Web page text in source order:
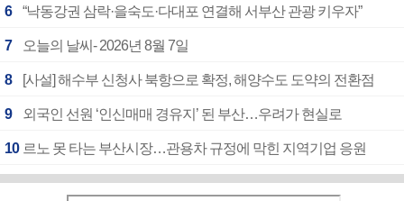
6 “낙동강권 삼락·을숙도·다대포 연결해 서부산 관광 키우자”
7 오늘의 날씨- 2026년 8월 7일
8 [사설] 해수부 신청사 북항으로 확정, 해양수도 도약의 전환점
9 외국인 선원 ‘인신매매 경유지’ 된 부산…우려가 현실로
10 르노 못 타는 부산시장…관용차 규정에 막힌 지역기업 응원